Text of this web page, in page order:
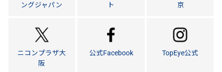
ングジャパン
ト
京
ニコンプラザ大
阪
公式Facebook TopEye公式